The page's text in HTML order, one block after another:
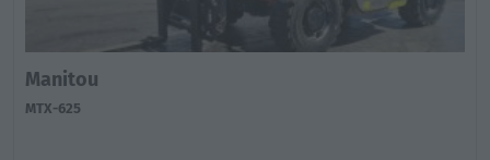
Manitou
MTX-625